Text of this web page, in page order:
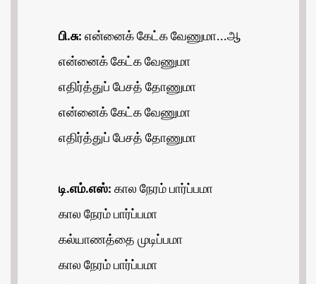
பி.சு: என்னைக் கேட்க வேணுமா...ஆ
என்னைக் கேட்க வேணுமா
எதிர்த்துப் பேசத் தோணுமா
என்னைக் கேட்க வேணுமா
எதிர்த்துப் பேசத் தோணுமா
டி.எம்.எஸ்: கால நேரம் பார்ப்பமா
கால நேரம் பார்ப்பமா
கல்யாணத்தை முடிப்பமா
கால நேரம் பார்ப்பமா